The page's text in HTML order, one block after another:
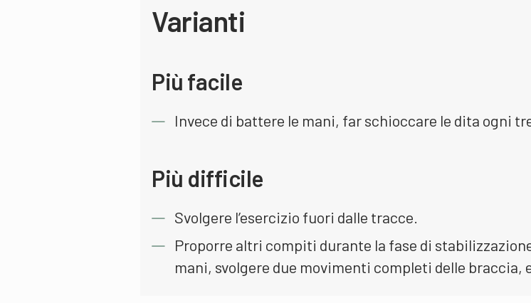
Varianti
Più facile
Invece di battere le mani, far schioccare le dita ogni
Più difficile
Svolgere l’esercizio fuori dalle tracce.
Proporre altri compiti durante la fase di
mani, svolgere due movimenti completi delle braccia,